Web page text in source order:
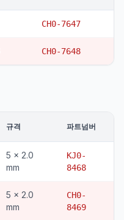
CH0-7647
CH0-7648
규격 파트넘버
5 x 2.0
mm
KJ0-
8468
5 x 2.0
mm
CH0-
8469